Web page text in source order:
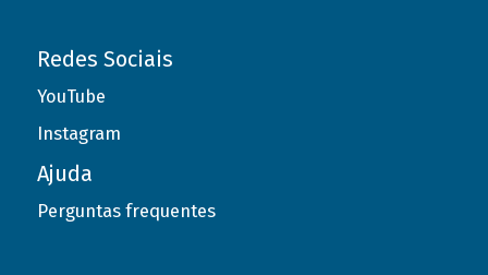
Redes Sociais
YouTube
Instagram
Ajuda
Perguntas frequentes